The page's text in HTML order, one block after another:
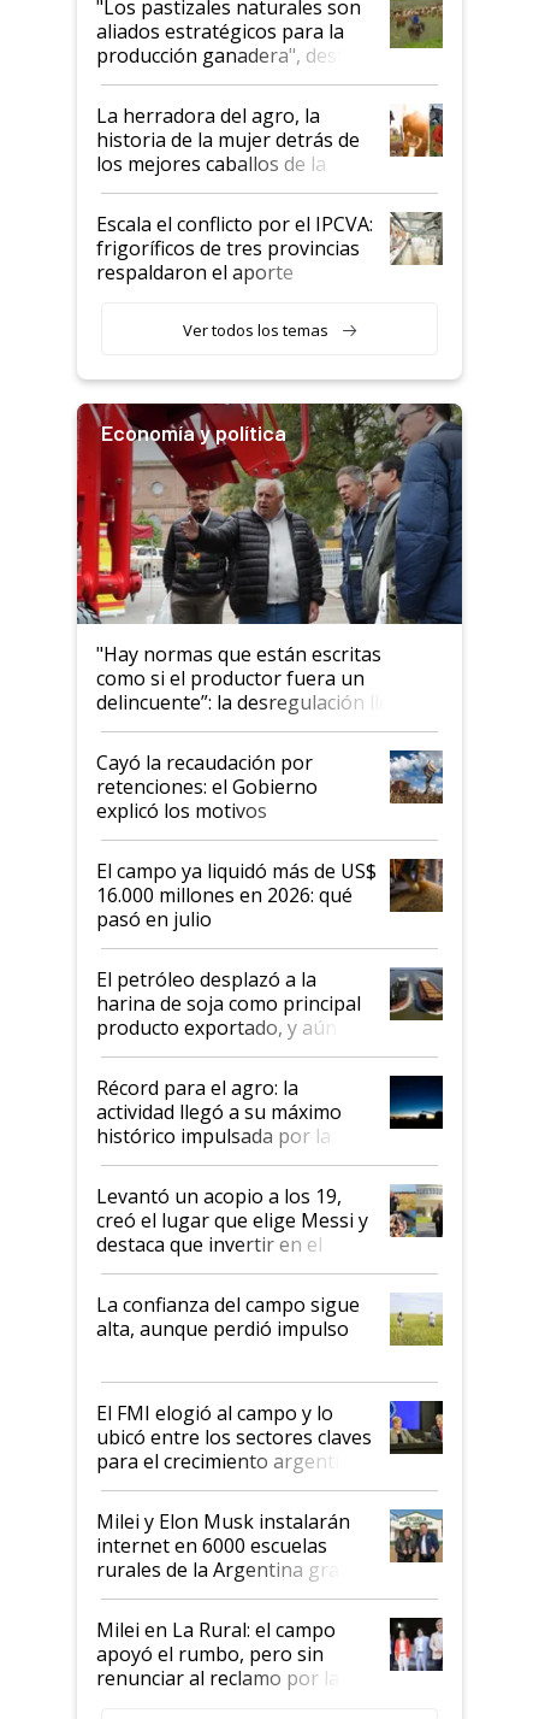
para el agro en Argentina, con
foco en la carne
"Los pastizales naturales son
aliados estratégicos para la
producción ganadera", destaca
la iniciativa que ya reúne a 46
establecimientos en Argentina
La herradora del agro, la
historia de la mujer detrás de
los mejores caballos de la
Argentina y los mitos que
todavía hacen sufrir a estos
animales: "Mientras me
descalificaban, yo seguí
haciendo currículum"
Escala el conflicto por el IPCVA:
frigoríficos de tres provincias
respaldaron el aporte
Ver todos los temas
Economía y política
"Hay normas que están escritas
como si el productor fuera un
delincuente”: la desregulación llegó
al Congreso Aapresid y hasta se
habló del financiamiento al IPCVA
Cayó la recaudación por
retenciones: el Gobierno
explicó los motivos
El campo ya liquidó más de US$
16.000 millones en 2026: qué
pasó en julio
El petróleo desplazó a la
harina de soja como principal
producto exportado, y aún así
el agro aportó casi seis de cada
diez dólares y sostuvo el
liderazgo en un semestre
récord
Récord para el agro: la
actividad llegó a su máximo
histórico impulsada por la
cosecha y las exportaciones
Levantó un acopio a los 19,
creó el lugar que elige Messi y
destaca que invertir en el
kirchnerismo era como "darle
plata a un hijo para droga":
Juan Félix Rossetti, el libertario
que de una dura crisis salió
de Milei
La confianza del campo sigue
alta, aunque perdió impulso
El FMI elogió al campo y lo
ubicó entre los sectores claves
para el crecimiento argentino
Milei y Elon Musk instalarán
internet en 6000 escuelas
rurales de la Argentina gracias
a un acuerdo con Starlink
Milei en La Rural: el campo
apoyó el rumbo, pero sin
renunciar al reclamo por las